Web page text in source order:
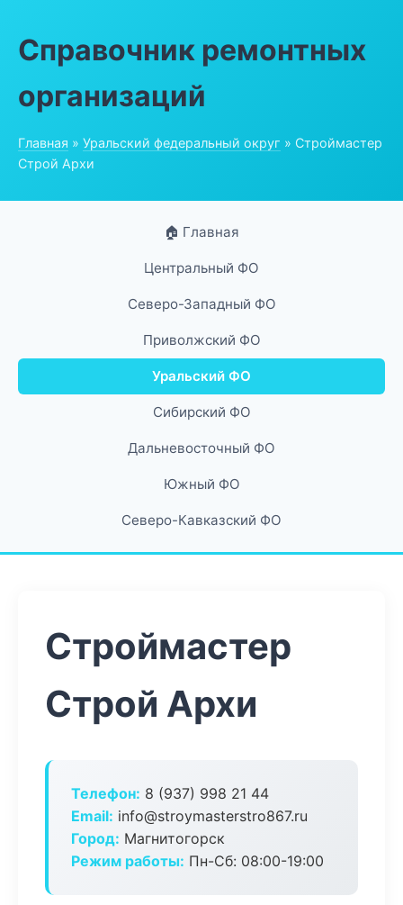
Справочник ремонтных
организаций
Главная » Уральский федеральный округ » Строймастер
Строй Архи
🏠 Главная
Центральный ФО
Северо-Западный ФО
Приволжский ФО
Уральский ФО
Сибирский ФО
Дальневосточный ФО
Южный ФО
Северо-Кавказский ФО
Строймастер
Строй Архи
Телефон: 8 (937) 998 21 44
Email: info@stroymasterstro867.ru
Город: Магнитогорск
Режим работы: Пн-Сб: 08:00-19:00